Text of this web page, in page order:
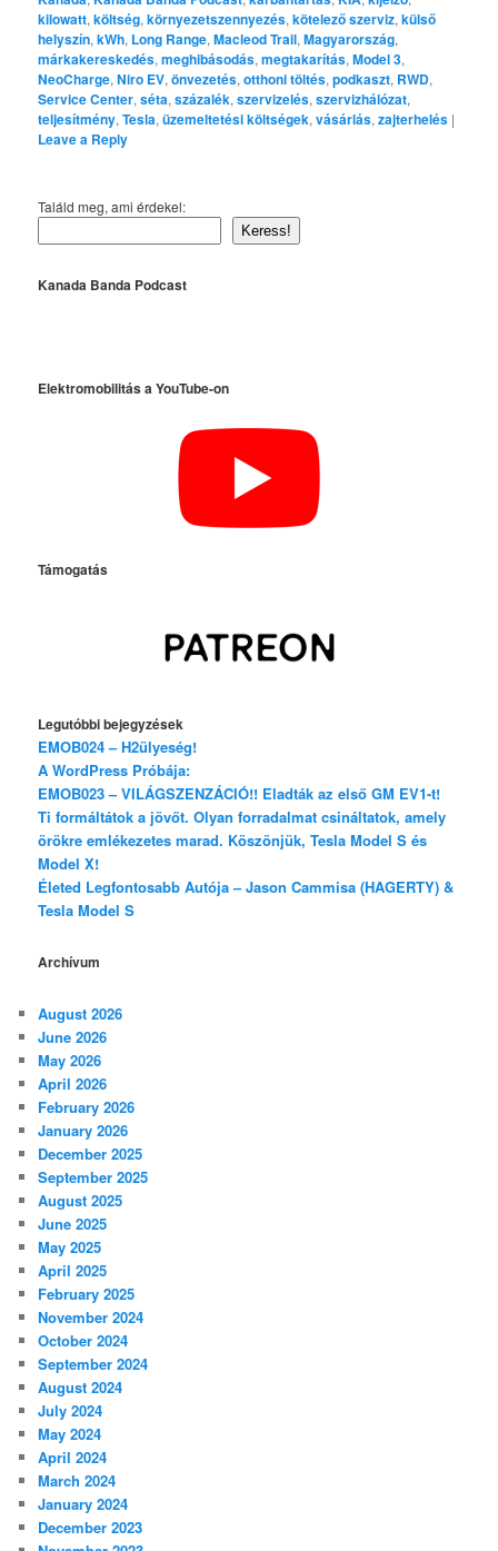
kilowatt,költség,környezetszennyezés,kötelező szerviz,külső
helyszín,kWh, Long Range,Macleod Trail,Magyarország,
márkakereskedés,meghibásodás,megtakarítás,Model 3,
NeoCharge,Niro EV,önvezetés,otthoni töltés,podkaszt, RWD,
Service Center,séta,százalék,szervizelés,szervizhálózat,
teljesítmény,Tesla,üzemeltetési költségek,vásárlás,zajterhelés |
Leave a Reply
Találd meg, ami érdekel:
Keress!
Kanada Banda Podcast
Elektromobilitás a YouTube-on
Támogatás
Legutóbbi bejegyzések
EMOB024 – H2ülyeség!
A WordPress Próbája:
EMOB023 – VILÁGSZENZÁCIÓ!! Eladták az első GM EV1-t!
Ti formáltátok a jövőt. Olyan forradalmat csináltatok, amely
örökre emlékezetes marad. Köszönjük, Tesla Model S és
Model X!
Életed Legfontosabb Autója – Jason Cammisa (HAGERTY) &
Tesla Model S
Archívum
August 2026
June 2026
May 2026
April 2026
February 2026
January 2026
December 2025
September 2025
August 2025
June 2025
May 2025
April 2025
February 2025
November 2024
October 2024
September 2024
August 2024
July 2024
May 2024
April 2024
March 2024
January 2024
December 2023